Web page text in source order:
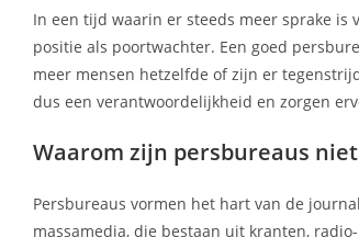
In een tijd waarin er steeds meer sprake
positie als poortwachter. Een goed
meer mensen hetzelfde of zijn er
dus een verantwoordelijkheid en zorgen
Waarom zijn persbureaus
Persbureaus vormen het hart van de
massamedia, die bestaan uit kranten,